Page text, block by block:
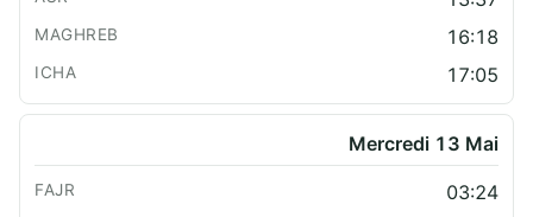
16:18
17:05
Mercredi 13 Mai
03:24